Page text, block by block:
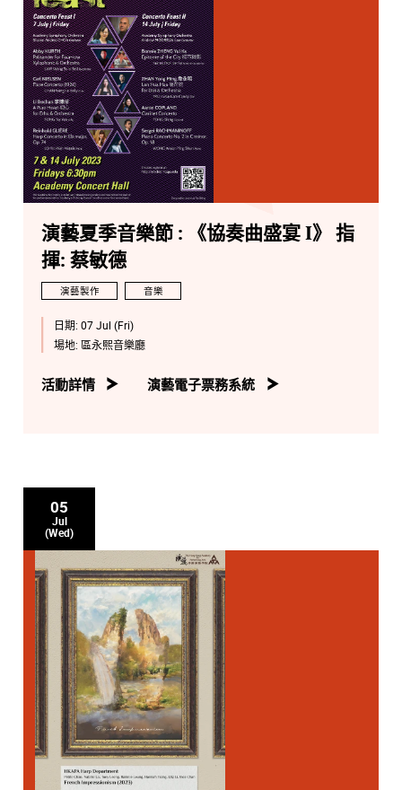
演藝夏季音樂節 : 《協奏曲盛宴 I》 指
揮: 蔡敏德
演藝製作 音樂
日期: 07 Jul (Fri)
場地: 區永熙音樂廳
活動詳情 演藝電子票務系統
05
Jul
(Wed)